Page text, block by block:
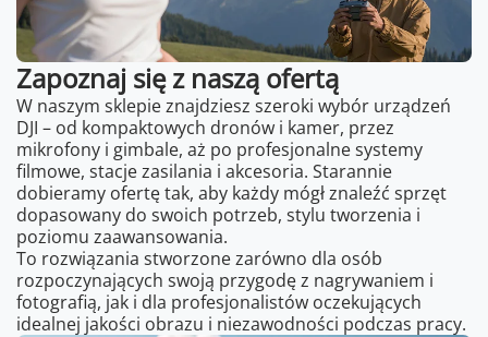
Zapoznaj się z naszą ofertą
W naszym sklepie znajdziesz szeroki wybór urządzeń
DJI – od kompaktowych dronów i kamer, przez
mikrofony i gimbale, aż po profesjonalne systemy
filmowe, stacje zasilania i akcesoria. Starannie
dobieramy ofertę tak, aby każdy mógł znaleźć sprzęt
dopasowany do swoich potrzeb, stylu tworzenia i
poziomu zaawansowania.
To rozwiązania stworzone zarówno dla osób
rozpoczynających swoją przygodę z nagrywaniem i
fotografią, jak i dla profesjonalistów oczekujących
idealnej jakości obrazu i niezawodności podczas pracy.